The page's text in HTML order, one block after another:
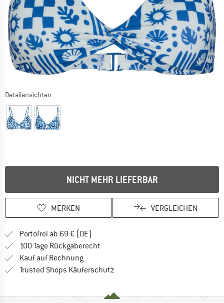
Detailansichten
NICHT MEHR LIEFERBAR
MERKEN VERGLEICHEN
Portofrei ab 69 € (DE)
100 Tage Rückgaberecht
Kauf auf RechnungFinde die Zahlungs-Infos hier! Öffnet
Trusted Shops Käuferschutz